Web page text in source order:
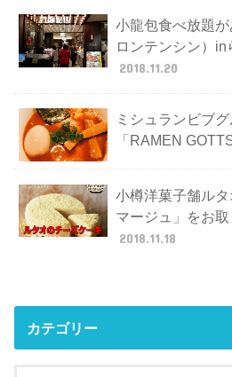
小龍包食べ放題
ロンテンシン）
2018.11.20
ミシュランビブ
「RAMEN
小樽洋菓子舗ル
マージュ」をお
2018.11.18
カテゴリー